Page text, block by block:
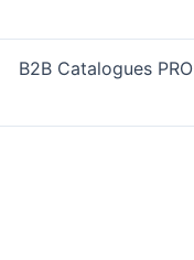
B2B Catalogues PRO